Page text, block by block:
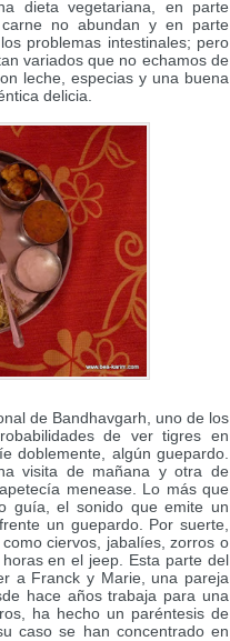
dieta vegetariana, en parte
no abundan y en parte
problemas intestinales; pero
variados que no echamos de
leche, especias y una buena
delicia.
de Bandhavgarh, uno de los
de ver tigres en
doblemente, algún guepardo.
visita de mañana y otra de
menease. Lo más que
guía, el sonido que emite un
un guepardo. Por suerte,
ciervos, jabalíes, zorros o
en el jeep. Esta parte del
a Franck y Marie, una pareja
hace años trabaja para una
ha hecho un paréntesis de
caso se han concentrado en